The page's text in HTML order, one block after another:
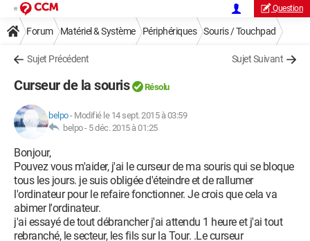
Question
Forum Matériel & Système Périphériques Souris / Touchpad
Sujet Précédent Sujet Suivant
Curseur de la souris Résolu
belpo- Modifié le 14 sept. 2015 à 03:59
belpo - 5 déc. 2015 à 01:25
Bonjour,
Pouvez vous m'aider, j'ai le curseur de ma souris qui se bloque
tous les jours. je suis obligée d'éteindre et de rallumer
l'ordinateur pour le refaire fonctionner. Je crois que cela va
abimer l'ordinateur.
j'ai essayé de tout débrancher j'ai attendu 1 heure et j'ai tout
rebranché, le secteur, les fils sur la Tour. .Le curseur